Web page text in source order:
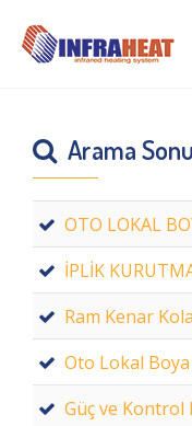
Arama
OTO LOKAL
İPLİK
Ram Kenar
Oto Lokal
Güç ve Kontrol